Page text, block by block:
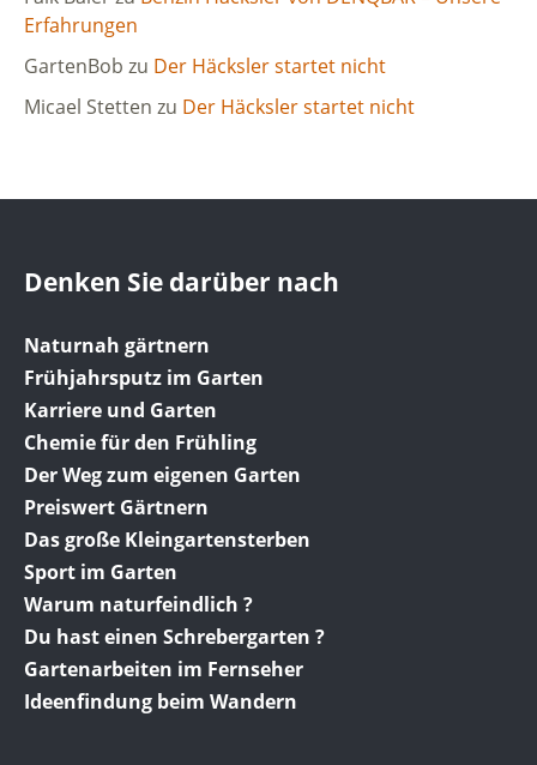
Erfahrungen
GartenBob zu Der Häcksler startet nicht
Micael Stetten zu Der Häcksler startet nicht
Denken Sie darüber nach
Naturnah gärtnern
Frühjahrsputz im Garten
Karriere und Garten
Chemie für den Frühling
Der Weg zum eigenen Garten
Preiswert Gärtnern
Das große Kleingartensterben
Sport im Garten
Warum naturfeindlich ?
Du hast einen Schrebergarten ?
Gartenarbeiten im Fernseher
Ideenfindung beim Wandern